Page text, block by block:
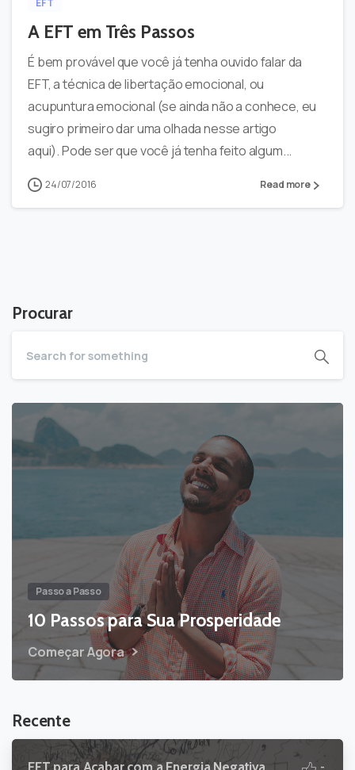
EFT
A EFT em Três Passos
É bem provável que você já tenha ouvido falar da
EFT, a técnica de libertação emocional, ou
acupuntura emocional (se ainda não a conhece, eu
sugiro primeiro dar uma olhada nesse artigo
aqui). Pode ser que você já tenha feito algum...
24/07/2016 Read more
Procurar
Passo a Passo
10 Passos para Sua Prosperidade
Começar Agora
Recente
EFT para Acabar com a Energia Negativa -